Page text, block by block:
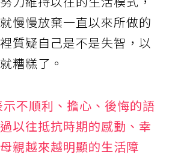
慢慢放棄一直以來所做的
質疑自己是不是失智，以
糟糕了。
不順利、擔心、後悔的語
以往抵抗時期的感動、幸
親越來越明顯的生活障